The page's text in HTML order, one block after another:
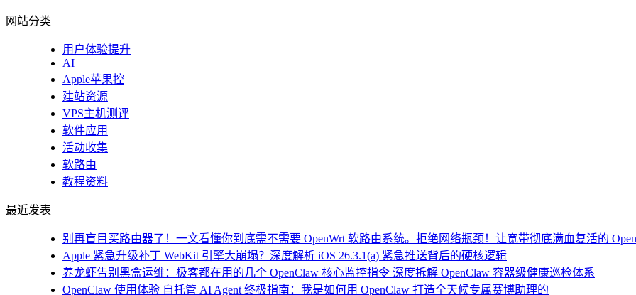
网站分类
用户体验提升
AI
Apple苹果控
建站资源
VPS主机测评
软件应用
活动收集
软路由
教程资料
最近发表
别再盲目买路由器了！一文看懂你到底需不需要 OpenWrt 软路由系统。拒绝网络瓶颈！让宽带彻底满血复活的
Apple 紧急升级补丁 WebKit 引擎大崩塌？深度解析 iOS 26.3.1(a) 紧急推送背后的硬核逻辑
养龙虾告别黑盒运维：极客都在用的几个 OpenClaw 核心监控指令 深度拆解 OpenClaw 容器级健康巡检体系
OpenClaw 使用体验 自托管 AI Agent 终极指南：我是如何用 OpenClaw 打造全天候专属赛博助理的